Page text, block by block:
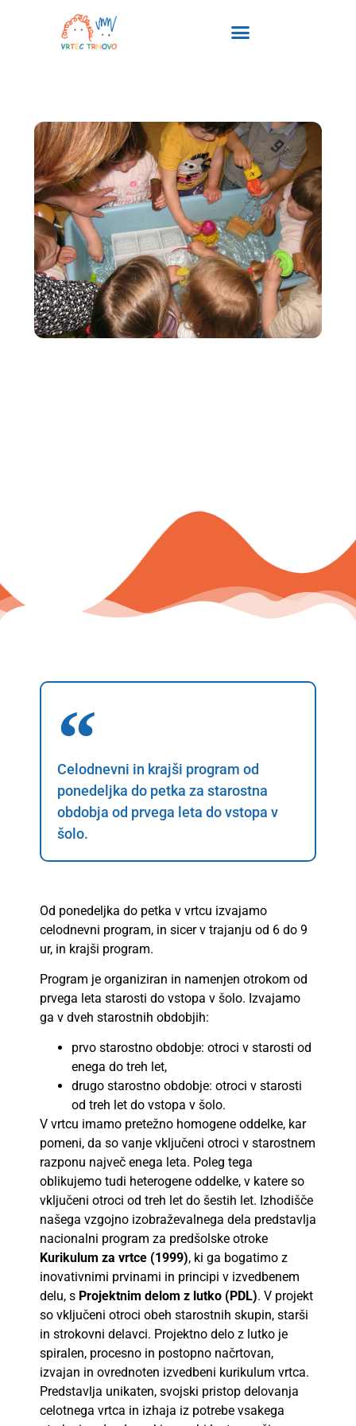
Celodnevni in krajši program od
ponedeljka do petka za starostna
obdobja od prvega leta do vstopa v
šolo.
Od ponedeljka do petka v vrtcu izvajamo
celodnevni program, in sicer v trajanju od 6 do 9
ur, in krajši program.
Program je organiziran in namenjen otrokom od
prvega leta starosti do vstopa v šolo. Izvajamo
ga v dveh starostnih obdobjih:
prvo starostno obdobje: otroci v starosti od
enega do treh let,
drugo starostno obdobje: otroci v starosti
od treh let do vstopa v šolo.
V vrtcu imamo pretežno homogene oddelke, kar
pomeni, da so vanje vključeni otroci v starostnem
razponu največ enega leta. Poleg tega
oblikujemo tudi heterogene oddelke, v katere so
vključeni otroci od treh let do šestih let. Izhodišče
našega vzgojno izobraževalnega dela predstavlja
nacionalni program za predšolske otroke
Kurikulum za vrtce (1999), ki ga bogatimo z
inovativnimi prvinami in principi v izvedbenem
delu, s Projektnim delom z lutko (PDL). V projekt
so vključeni otroci obeh starostnih skupin, starši
in strokovni delavci. Projektno delo z lutko je
spiralen, procesno in postopno načrtovan,
izvajan in ovrednoten izvedbeni kurikulum vrtca.
Predstavlja unikaten, svojski pristop delovanja
celotnega vrtca in izhaja iz potrebe vsakega